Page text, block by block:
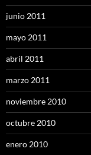
junio 2011
mayo 2011
abril 2011
marzo 2011
noviembre 2010
octubre 2010
enero 2010